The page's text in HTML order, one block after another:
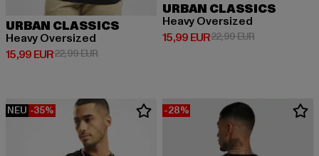
URBAN CLASSICS
Heavy Oversized
15,99 EUR
Derzeitiger Preis: 15,99 EUR
22,99 EURAktionspreis: 22,99 EUR
URBAN CLASSICS
Heavy Oversized
15,99 EUR
Derzeitiger Preis: 15,99 EUR
22,99 EURAktionspreis:
NEU -35% -28%